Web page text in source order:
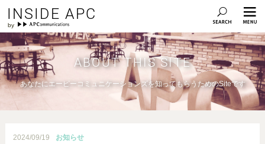
INSIDE APC
ABOUT THIS SITE
あなたにエーピーコミュニケーションズを知ってもらうためのSiteです
2024/09/19 お知らせ